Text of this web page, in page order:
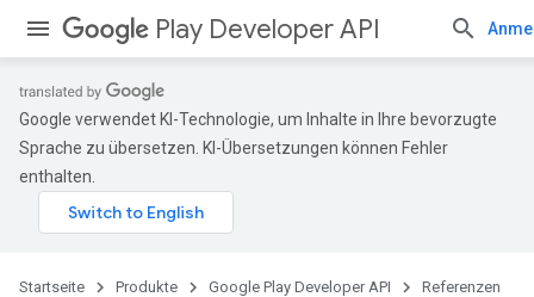
Play Developer API
Google verwendet KI-Technologie, um Inhalte in Ihre bevorzugte
Sprache zu übersetzen. KI-Übersetzungen können Fehler
enthalten.
Startseite Produkte Google Play Developer API Referenzen